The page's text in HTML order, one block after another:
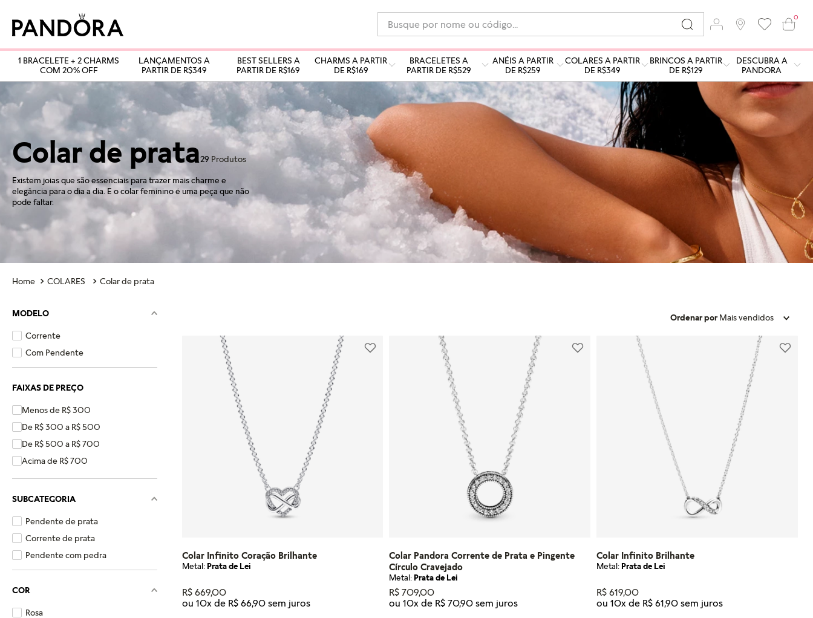
Busque por nome ou código... 0
1 BRACELETE + 2 CHARMS
COM 20% OFF
LANÇAMENTOS A
PARTIR DE R$349
BEST SELLERS A
PARTIR DE R$169
CHARMS A PARTIR
DE R$169
BRACELETES A
PARTIR DE R$529
ANÉIS A PARTIR
DE R$259
COLARES A PARTIR
DE R$349
BRINCOS A PARTIR
DE R$129
DESCUBRA A
PANDORA
Colar de prata29 Produtos
Existem joias que são essenciais para trazer mais charme e
elegância para o dia a dia. E o colar feminino é uma peça que não
pode faltar.
COLARES Colar de prata
SUBCATEGORIA
Pendente de prata
Corrente de prata
Pendente com pedra
COR
Rosa
MODELO
Corrente
Com Pendente
FAIXAS DE PREÇO
Menos de R$ 300
De R$ 300 a R$ 500
De R$ 500 a R$ 700
Acima de R$ 700
Ordenar por Mais vendidos
Colar Infinito Coração Brilhante
Metal:Prata de Lei
R$ 669,00
ou 10x de R$ 66,90
Colar Pandora Corrente de Prata e Pingente
Círculo Cravejado
Metal:Prata de Lei
R$ 709,00
ou10x de R$ 70,90
Colar Infinito Brilhante
Metal:Prata de Lei
R$ 619,00
ou10x de R$ 61,90